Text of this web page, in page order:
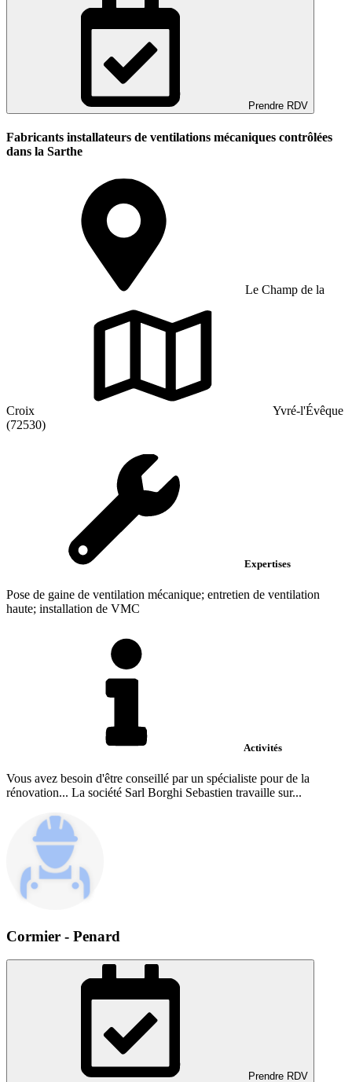
Prendre RDV
Fabricants installateurs de ventilations mécaniques contrôlées
dans la Sarthe
Le Champ de la
Croix
Yvré-l'Évêque
(72530)
Expertises
Pose de gaine de ventilation mécanique; entretien de ventilation
haute; installation de VMC
Activités
Vous avez besoin d'être conseillé par un spécialiste pour de la
rénovation... La société Sarl Borghi Sebastien travaille sur...
Cormier - Penard
Prendre RDV